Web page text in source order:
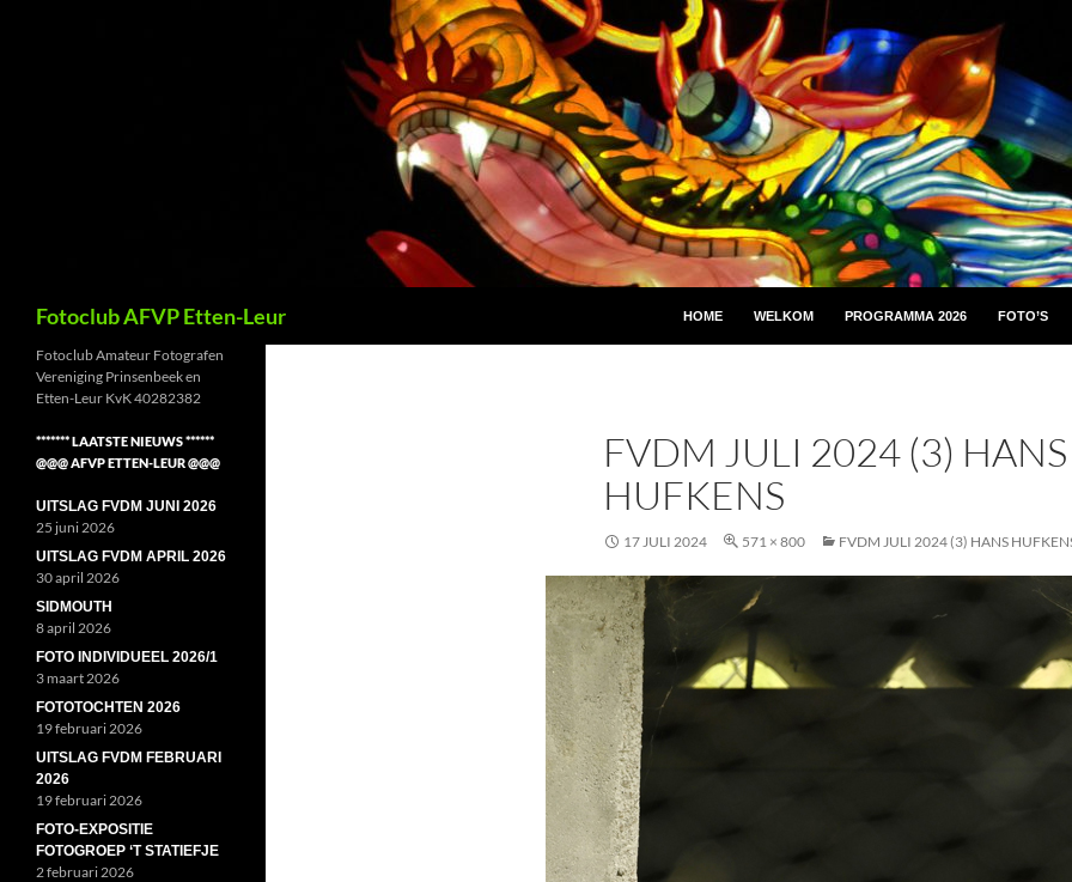
Fotoclub AFVP Etten-Leur HOME WELKOM PROGRAMMA 2026 FOTO’S
FVDM JULI 2024 (3) HANS
HUFKENS
17 JULI 2024 571 × 800 FVDM JULI 2024 (3) HANS
Fotoclub Amateur Fotografen
Vereniging Prinsenbeek en
Etten-Leur KvK 40282382
******* LAATSTE NIEUWS ******
@@@ AFVP ETTEN-LEUR @@@
UITSLAG FVDM JUNI 2026
25 juni 2026
UITSLAG FVDM APRIL 2026
30 april 2026
SIDMOUTH
8 april 2026
FOTO INDIVIDUEEL 2026/1
3 maart 2026
FOTOTOCHTEN 2026
19 februari 2026
UITSLAG FVDM FEBRUARI
2026
19 februari 2026
FOTO-EXPOSITIE
FOTOGROEP ‘T STATIEFJE
2 februari 2026